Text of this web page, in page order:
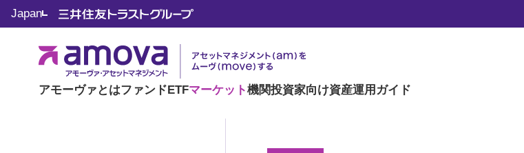
アモーヴァとはファンドETFマーケット機関投資家向け資産運用ガイド
Japan
マーケット情報
楽読（ラクヨミ）